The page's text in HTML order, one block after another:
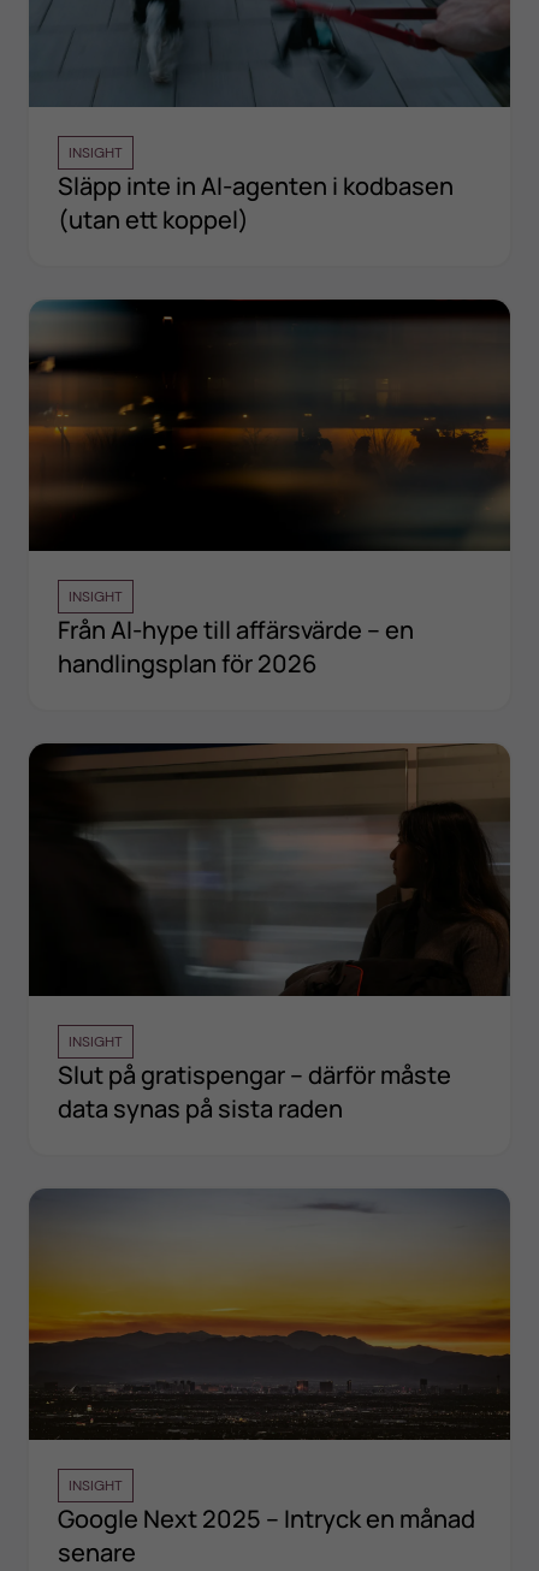
INSIGHT
Släpp inte in AI-agenten i kodbasen
(utan ett koppel)
INSIGHT
Från AI-hype till affärsvärde – en
handlingsplan för 2026
INSIGHT
Slut på gratispengar – därför måste
data synas på sista raden
INSIGHT
Google Next 2025 – Intryck en månad
senare